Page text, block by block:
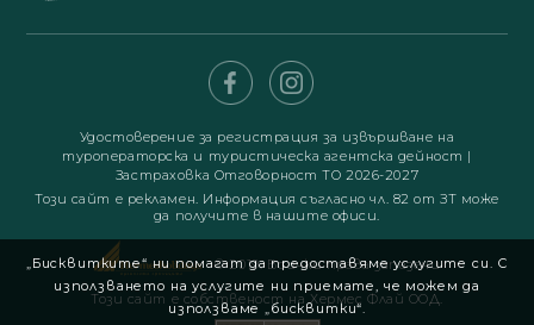
Удостоверение за регистрация за извършване на
туроператорска и туристическа агентска дейност |
Застраховка Отговорност ТО 2026-2027
Този сайт е рекламен. Информация съгласно чл. 82 от ЗТ може
да получите в нашите офиси.
© 2019. Всички права запазени
Този сайт е собственост на Хермес Флай ООД.
„Бисквитките“ ни помагат да предоставяме услугите си. С
използването на услугите ни приемате, че можем да
използваме „бисквитки“.